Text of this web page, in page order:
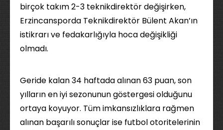
birçok takım 2-3 teknikdirektör değişirken,
Erzincansporda Teknikdirektör Bülent Akan’ın
istikrarı ve fedakarlığıyla hoca değişikliği
olmadı.
Geride kalan 34 haftada alınan 63 puan, son
yılların en iyi sezonunun göstergesi olduğunu
ortaya koyuyor. Tüm imkansızlıklara rağmen
alınan başarılı sonuçlar ise futbol otoritelerinin